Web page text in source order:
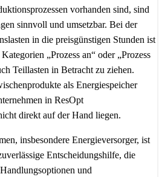
vorhanden sind, sind
sinnvoll und umsetzbar. Bei der
in die preisgünstigen Stunden ist
„Prozess an“ oder „Prozess
Teillasten in Betracht zu ziehen.
als Energiespeicher
in ResOpt
direkt auf der Hand liegen.
insbesondere Energieversorger, ist
Entscheidungshilfe, die
und